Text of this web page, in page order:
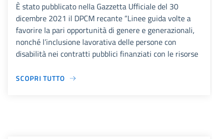
È stato pubblicato nella Gazzetta Ufficiale del 30
dicembre 2021 il DPCM recante “Linee guida volte a
favorire la pari opportunità di genere e generazionali,
nonché l’inclusione lavorativa delle persone con
disabilità nei contratti pubblici finanziati con le risorse
SCOPRI TUTTO